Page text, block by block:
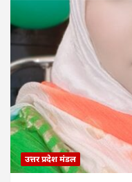
उत्तर प्रदेश मंडल